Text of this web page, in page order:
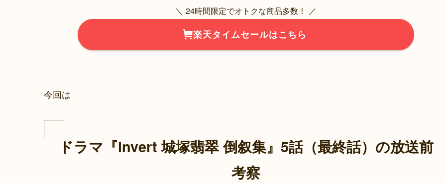
＼ 24時間限定でオトクな商品多数！ ／
楽天タイムセールはこちら
今回は
ドラマ『invert 城塚翡翠 倒叙集』5話（最終話）の放送前
考察